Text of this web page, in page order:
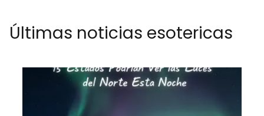
Últimas noticias esotericas